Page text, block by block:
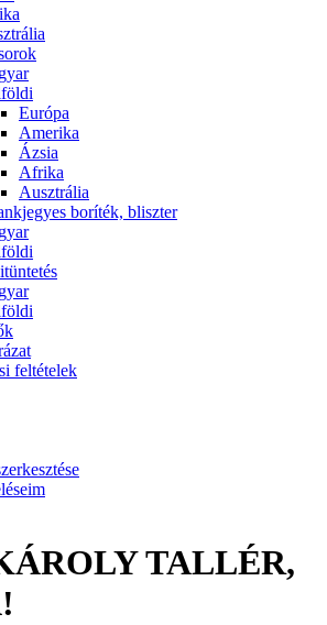
Európa
Amerika
Ázsia
Afrika
Ausztrália
boríték, bliszter
feltételek
TALLÉR,